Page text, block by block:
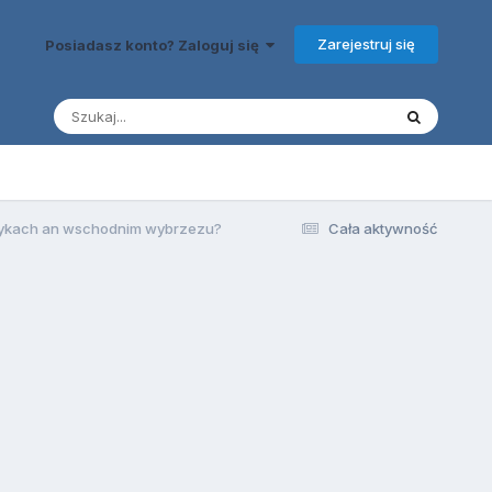
Posiadasz konto? Zaloguj się Zarejestruj się
Cała aktywność
an wschodnim wybrzezu?